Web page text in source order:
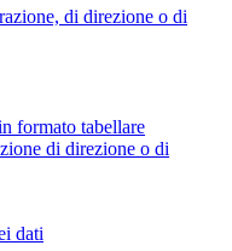
di direzione o di
formato tabellare
di direzione o di
dati